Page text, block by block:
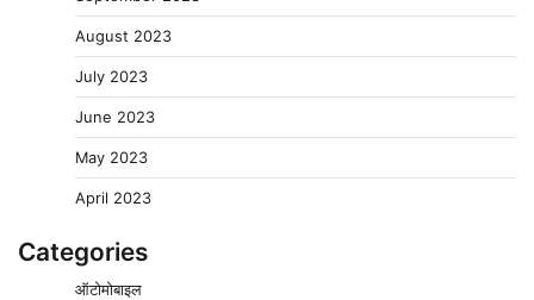
August 2023
July 2023
June 2023
May 2023
April 2023
Categories
ऑटोमोबाइल